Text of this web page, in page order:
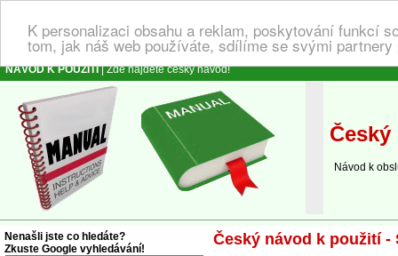
K personalizaci obsahu a reklam, poskytování funkcí
tom, jak náš web používáte, sdílíme se svými
NÁVOD K POUŽITÍ| Zde najdete český návod!
Návod k
Český návod k použití -
Nenašli jste co hledáte?
Zkuste Google vyhledávání!